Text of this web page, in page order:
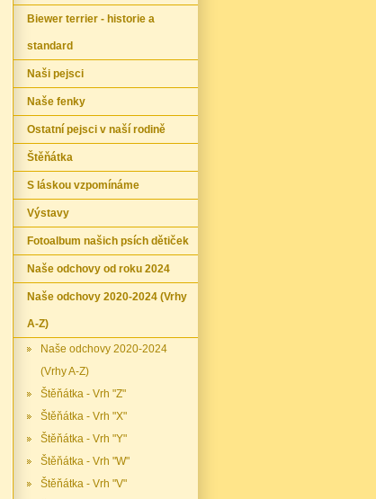
Biewer terrier - historie a
standard
Naši pejsci
Naše fenky
Ostatní pejsci v naší rodině
Štěňátka
S láskou vzpomínáme
Výstavy
Fotoalbum našich psích dětiček
Naše odchovy od roku 2024
Naše odchovy 2020-2024 (Vrhy
A-Z)
Naše odchovy 2020-2024
(Vrhy A-Z)
Štěňátka - Vrh "Z"
Štěňátka - Vrh "X"
Štěňátka - Vrh "Y"
Štěňátka - Vrh "W"
Štěňátka - Vrh "V"